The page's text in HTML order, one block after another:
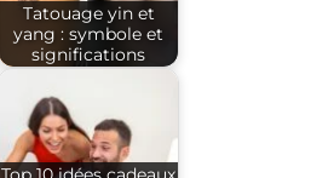
Tatouage yin et
yang : symbole et
significations